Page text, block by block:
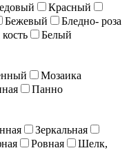
Красный
Бежевый
Бледно- роза
Белый
Мозаика
Панно
Зеркальная
Ровная
Шелк,